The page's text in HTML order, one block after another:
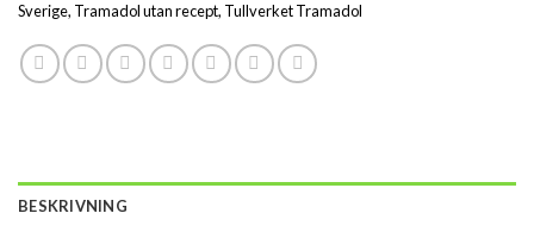
Sverige, Tramadol utan recept, Tullverket Tramadol
BESKRIVNING